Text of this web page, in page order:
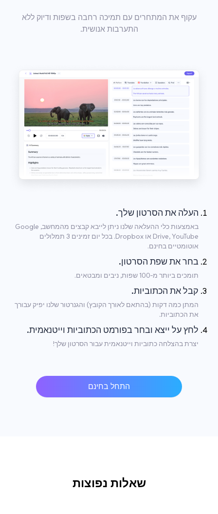
עקוף את המתחרים עם תמיכה רחבה בשפות ודיוק ללא
התערבות אנושית.
העלה את הסרטון שלך.
באמצעות כלי ההעלאה שלנו ניתן לייבא קבצים מהמחשב, Google
Drive, YouTube או Dropbox. בכל יום זמינים 3 תמלולים
אוטומטיים בחינם.
בחר את שפת הסרטון.
תומכים ביותר מ‑100 שפות, ניבים ומבטאים.
קבל את הכתוביות.
המתן כמה דקות (בהתאם לאורך הקובץ) והגנרטור שלנו יפיק עבורך
את הכתוביות.
לחץ על ייצא ובחר בפורמט הכתוביות וייטנאמית.
יצרת בהצלחה כתוביות וייטנאמית עבור הסרטון שלך!
התחל בחינם
שאלות נפוצות